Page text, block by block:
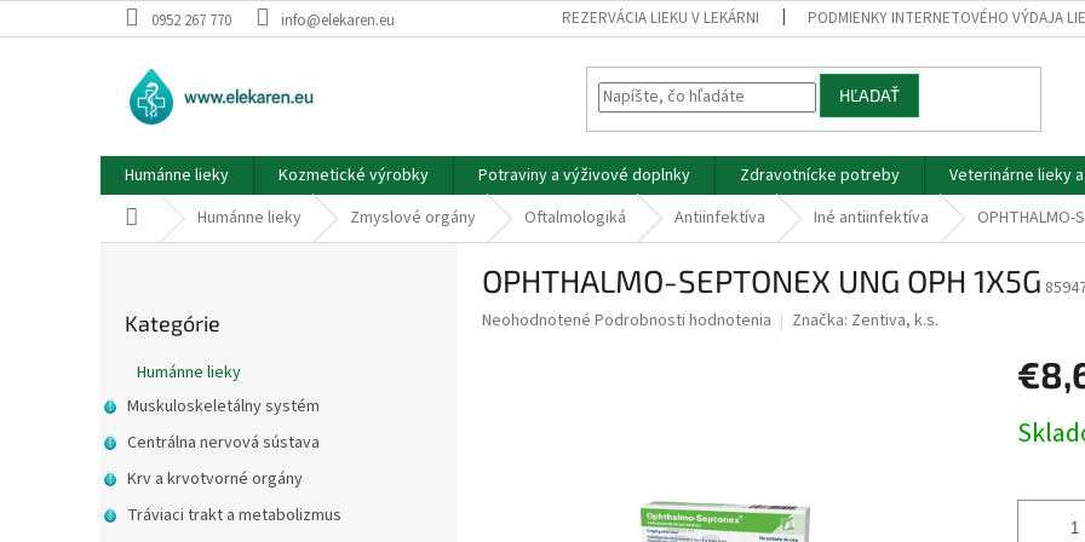
na
0952 267 770 info@elekaren.eu REZERVÁCIA LIEKU V LEKÁRNI PODMIENKY INTERNETOVÉHO VÝDAJA
HĽADAŤ
Humánne lieky Kozmetické výrobky Potraviny a výživové doplnky Zdravotnícke potreby Veterinárne lieky
DomovHumánne lieky Zmyslové orgány Oftalmologiká Antiinfektíva Iné antiinfektíva OPHTHALMO-
a
n
e
l
kategórie
Kategórie
Humánne lieky
Muskuloskeletálny systém
Centrálna nervová sústava
Krv a krvotvorné orgány
Tráviaci trakt a metabolizmus
OPHTHALMO-SEPTONEX UNG OPH 1X5G
Priemerné
Neohodnotené Podrobnosti hodnotenia Značka: Zentiva, k.s.
cena: